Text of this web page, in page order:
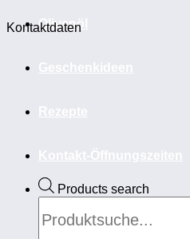
Olivenöl
Products search
Kontaktdaten